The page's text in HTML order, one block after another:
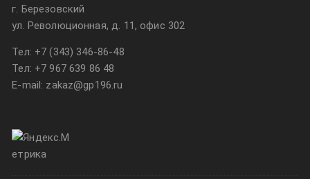
г. Березовский
ул. Революционная, д. 11, офис 302
Тел: +7 (343) 346-86-48
Тел: +7 967 639 86 48
E-mail: zakaz@gp196.ru